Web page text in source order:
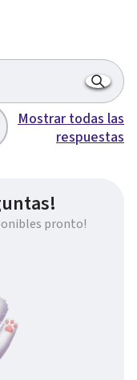
Mostrar todas las
respuestas
pronto!